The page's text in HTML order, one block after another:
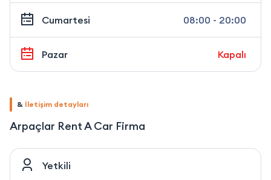
Cumartesi 08:00 - 20:00
Pazar Kapalı
& İletişim detayları
Arpaçlar Rent A Car Firma
Yetkili